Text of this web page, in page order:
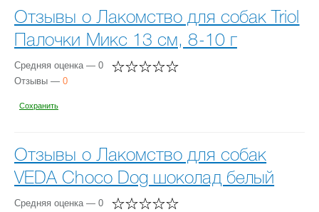
Отзывы о Лакомство для собак Triol
Палочки Микс 13 см, 8-10 г
Средняя оценка — 0
Отзывы — 0
Сохранить
Отзывы о Лакомство для собак
VEDA Choco Dog шоколад белый
Средняя оценка — 0